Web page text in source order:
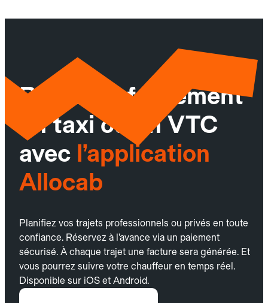
Réservez facilement
un taxi ou un VTC
avec l’application
Allocab
Planifiez vos trajets professionnels ou privés en toute
confiance. Réservez à l’avance via un paiement
sécurisé. À chaque trajet une facture sera générée. Et
vous pourrez suivre votre chauffeur en temps réel.
Disponible sur iOS et Android.